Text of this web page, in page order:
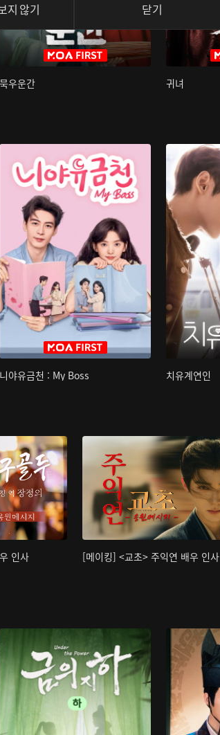
묵우운간 귀녀
니야유금천 : My Boss 치유계연인
인사 [메이킹] <교초> 주익연 배우 인사
지 않기 닫기